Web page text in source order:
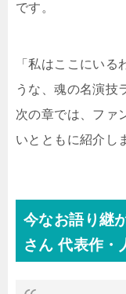
です。
「私はここにい
うな、魂の名演技
次の章では、ファ
いとともに紹介し
今なお語り継
さん 代表作・